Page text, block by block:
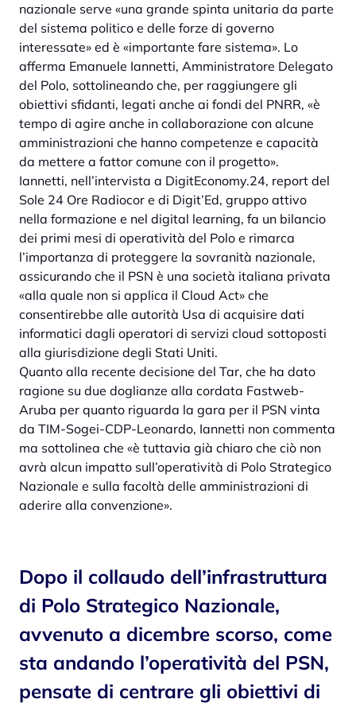
nazionale serve «una grande spinta unitaria da parte
del sistema politico e delle forze di governo
interessate» ed è «importante fare sistema». Lo
afferma Emanuele Iannetti, Amministratore Delegato
del Polo, sottolineando che, per raggiungere gli
obiettivi sfidanti, legati anche ai fondi del PNRR, «è
tempo di agire anche in collaborazione con alcune
amministrazioni che hanno competenze e capacità
da mettere a fattor comune con il progetto».
Iannetti, nell’intervista a DigitEconomy.24, report del
Sole 24 Ore Radiocor e di Digit’Ed, gruppo attivo
nella formazione e nel digital learning, fa un bilancio
dei primi mesi di operatività del Polo e rimarca
l’importanza di proteggere la sovranità nazionale,
assicurando che il PSN è una società italiana privata
«alla quale non si applica il Cloud Act» che
consentirebbe alle autorità Usa di acquisire dati
informatici dagli operatori di servizi cloud sottoposti
alla giurisdizione degli Stati Uniti.
Quanto alla recente decisione del Tar, che ha dato
ragione su due doglianze alla cordata Fastweb-
Aruba per quanto riguarda la gara per il PSN vinta
da TIM-Sogei-CDP-Leonardo, Iannetti non commenta
ma sottolinea che «è tuttavia già chiaro che ciò non
avrà alcun impatto sull’operatività di Polo Strategico
Nazionale e sulla facoltà delle amministrazioni di
aderire alla convenzione».
Dopo il collaudo dell’infrastruttura
di Polo Strategico Nazionale,
avvenuto a dicembre scorso, come
sta andando l’operatività del PSN,
pensate di centrare gli obiettivi di